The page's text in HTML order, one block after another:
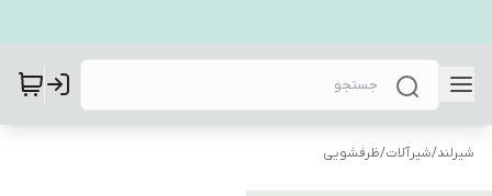
شیرلند/شیرآلات/ظرفشویی